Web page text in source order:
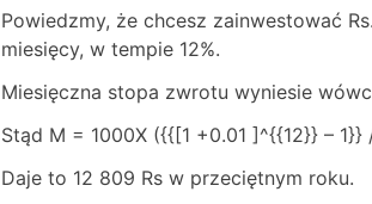
Powiedzmy, że chcesz zainwestować
miesięcy, w tempie 12%.
Miesięczna stopa zwrotu wyniesie
Stąd M = 1000X ({{[1 +0.01 ]^{{12}} – 1}}
Daje to 12 809 Rs w przeciętnym roku.